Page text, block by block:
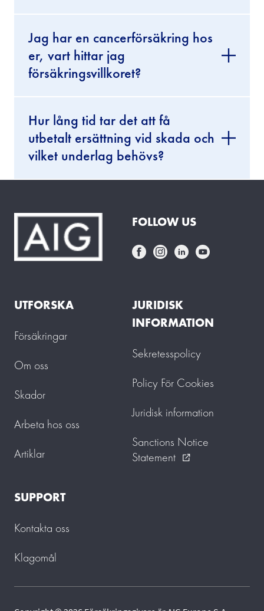
Jag har en cancerförsäkring hos
er, vart hittar jag
försäkringsvillkoret?
Hur lång tid tar det att få
utbetalt ersättning vid skada och
vilket underlag behövs?
FOLLOW US
UTFORSKA
Försäkringar
Om oss
Skador
Arbeta hos oss
Artiklar
JURIDISK
INFORMATION
Sekretesspolicy
Policy För Cookies
Juridisk information
Sanctions Notice
Statement
external_link
SUPPORT
Kontakta oss
Klagomål